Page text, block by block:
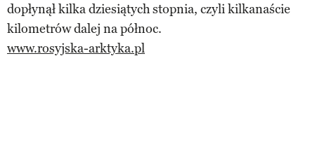
dopłynął kilka dziesiątych stopnia, czyli kilkanaście
kilometrów dalej na północ.
www.rosyjska-arktyka.pl